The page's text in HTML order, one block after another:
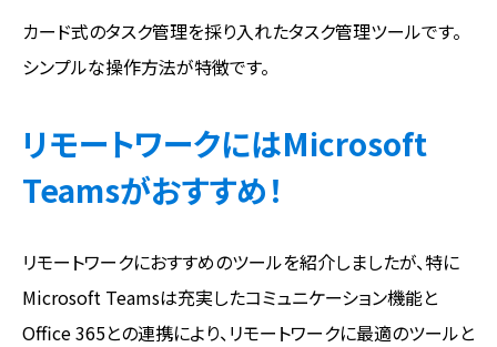
カード式のタスク管理を採り入れたタスク管理ツールです。
シンプルな操作方法が特徴です。
リモートワークにはMicrosoft
Teamsがおすすめ！
リモートワークにおすすめのツールを紹介しましたが、特に
Microsoft Teamsは充実したコミュニケーション機能と
Office 365との連携により、リモートワークに最適のツールと